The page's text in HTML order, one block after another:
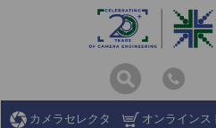
カメラセレクタ オンラインス